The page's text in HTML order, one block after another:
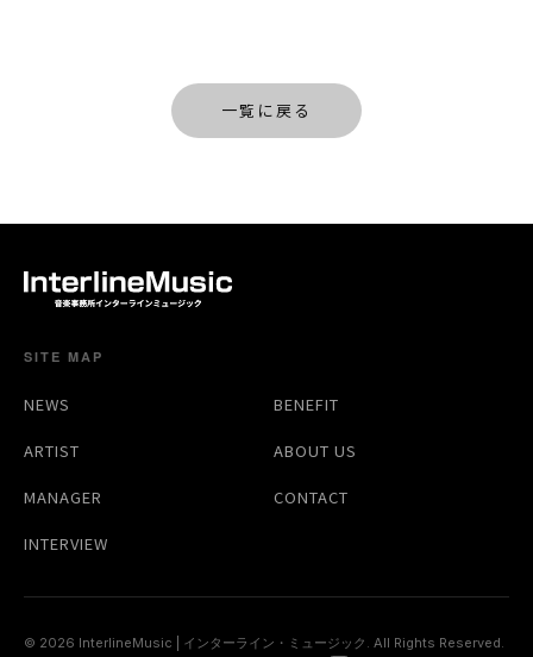
一覧に戻る
SITE MAP
NEWS
ARTIST
MANAGER
INTERVIEW
BENEFIT
ABOUT US
CONTACT
© 2026 InterlineMusic | インターライン・ミュージック. All Rights Reserved.